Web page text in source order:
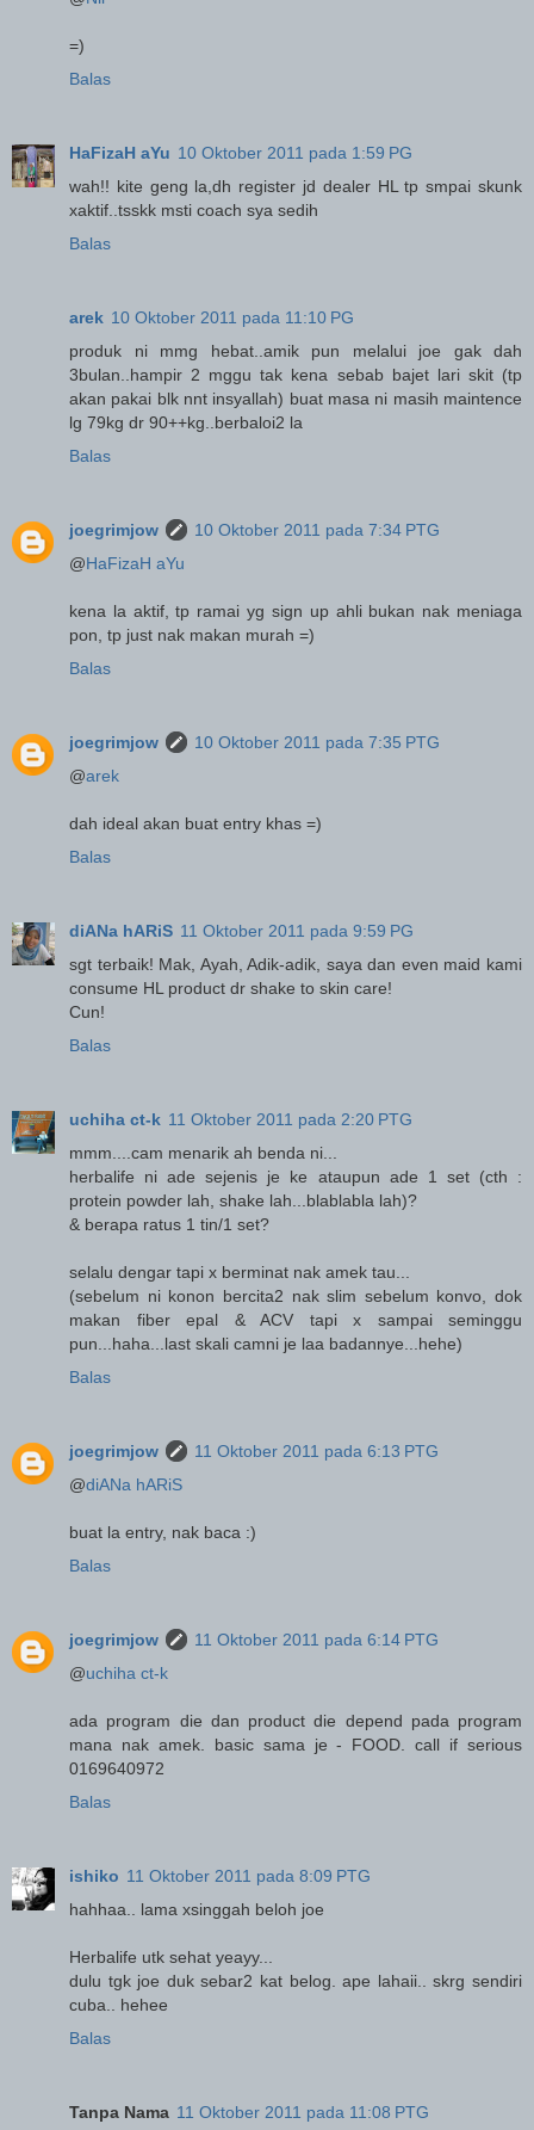
=)
Balas
HaFizaH aYu 10 Oktober 2011 pada 1:59 PG
wah!! kite geng la,dh register jd dealer HL tp smpai skunk
xaktif..tsskk msti coach sya sedih
Balas
arek 10 Oktober 2011 pada 11:10 PG
produk ni mmg hebat..amik pun melalui joe gak dah
3bulan..hampir 2 mggu tak kena sebab bajet lari skit (tp
akan pakai blk nnt insyallah) buat masa ni masih maintence
lg 79kg dr 90++kg..berbaloi2 la
Balas
joegrimjow
10 Oktober 2011 pada 7:34 PTG
@HaFizaH aYu
kena la aktif, tp ramai yg sign up ahli bukan nak meniaga
pon, tp just nak makan murah =)
Balas
joegrimjow
10 Oktober 2011 pada 7:35 PTG
@arek
dah ideal akan buat entry khas =)
Balas
diANa hARiS 11 Oktober 2011 pada 9:59 PG
sgt terbaik! Mak, Ayah, Adik-adik, saya dan even maid kami
consume HL product dr shake to skin care!
Cun!
Balas
uchiha ct-k 11 Oktober 2011 pada 2:20 PTG
mmm....cam menarik ah benda ni...
herbalife ni ade sejenis je ke ataupun ade 1 set (cth :
protein powder lah, shake lah...blablabla lah)?
& berapa ratus 1 tin/1 set?
selalu dengar tapi x berminat nak amek tau...
(sebelum ni konon bercita2 nak slim sebelum konvo, dok
makan fiber epal & ACV tapi x sampai seminggu
pun...haha...last skali camni je laa badannye...hehe)
Balas
joegrimjow
11 Oktober 2011 pada 6:13 PTG
@diANa hARiS
buat la entry, nak baca :)
Balas
joegrimjow
11 Oktober 2011 pada 6:14 PTG
@uchiha ct-k
ada program die dan product die depend pada program
mana nak amek. basic sama je - FOOD. call if serious
0169640972
Balas
ishiko 11 Oktober 2011 pada 8:09 PTG
hahhaa.. lama xsinggah beloh joe
Herbalife utk sehat yeayy...
dulu tgk joe duk sebar2 kat belog. ape lahaii.. skrg sendiri
cuba.. hehee
Balas
Tanpa Nama 11 Oktober 2011 pada 11:08 PTG